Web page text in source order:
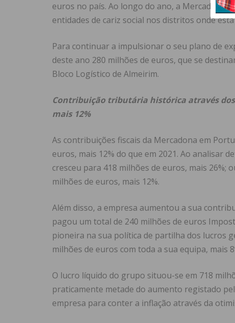
euros no país. Ao longo do ano, a Mercadona
entidades de cariz social nos distritos onde
Para continuar a impulsionar o seu plano de
deste ano 280 milhões de euros, que se
Bloco Logístico de Almeirim.
Contribuição tributária histórica através
mais 12%
As contribuições fiscais da Mercadona em
euros, mais 12% do que em 2021. Ao analisar
cresceu para 418 milhões de euros, mais 26%;
milhões de euros, mais 12%.
Além disso, a empresa aumentou a sua
pagou um total de 240 milhões de euros
pioneira na sua política de partilha dos lucros
milhões de euros com toda a sua equipa, mais
O lucro líquido do grupo situou-se em 718
praticamente metade do aumento registado
empresa para conter a inflação através da